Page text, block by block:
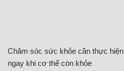
Chăm sóc sức khỏe cần thực hiện
ngay khi cơ thể còn khỏe